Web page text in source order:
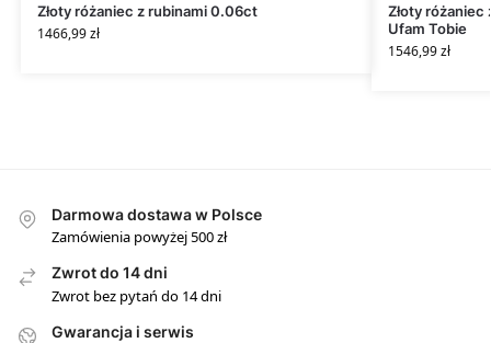
Złoty różaniec z rubinami 0.06ct
1466,99zł
Złoty
Ufam Tobie
1546,99zł
Darmowa dostawa w Polsce
Zamówienia powyżej 500 zł
Zwrot do 14 dni
Zwrot bez pytań do 14 dni
Gwarancja i serwis